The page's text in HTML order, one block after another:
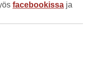
facebookissa ja